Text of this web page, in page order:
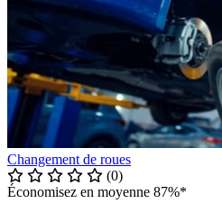
Changement de roues
(0)
Économisez en moyenne 87%*